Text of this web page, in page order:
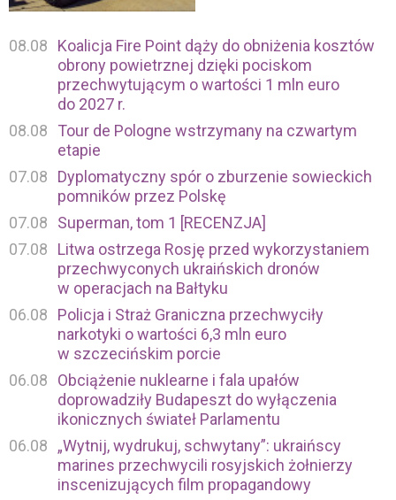
08.08
Koalicja Fire Point dąży do obniżenia kosztów
obrony powietrznej dzięki pociskom
przechwytującym o wartości 1 mln euro
do 2027 r.
08.08
Tour de Pologne wstrzymany na czwartym
etapie
07.08
Dyplomatyczny spór o zburzenie sowieckich
pomników przez Polskę
07.08
Superman, tom 1 [RECENZJA]
07.08
Litwa ostrzega Rosję przed wykorzystaniem
przechwyconych ukraińskich dronów
w operacjach na Bałtyku
06.08
Policja i Straż Graniczna przechwyciły
narkotyki o wartości 6,3 mln euro
w szczecińskim porcie
06.08
Obciążenie nuklearne i fala upałów
doprowadziły Budapeszt do wyłączenia
ikonicznych świateł Parlamentu
06.08
„Wytnij, wydrukuj, schwytany”: ukraińscy
marines przechwycili rosyjskich żołnierzy
inscenizujących film propagandowy